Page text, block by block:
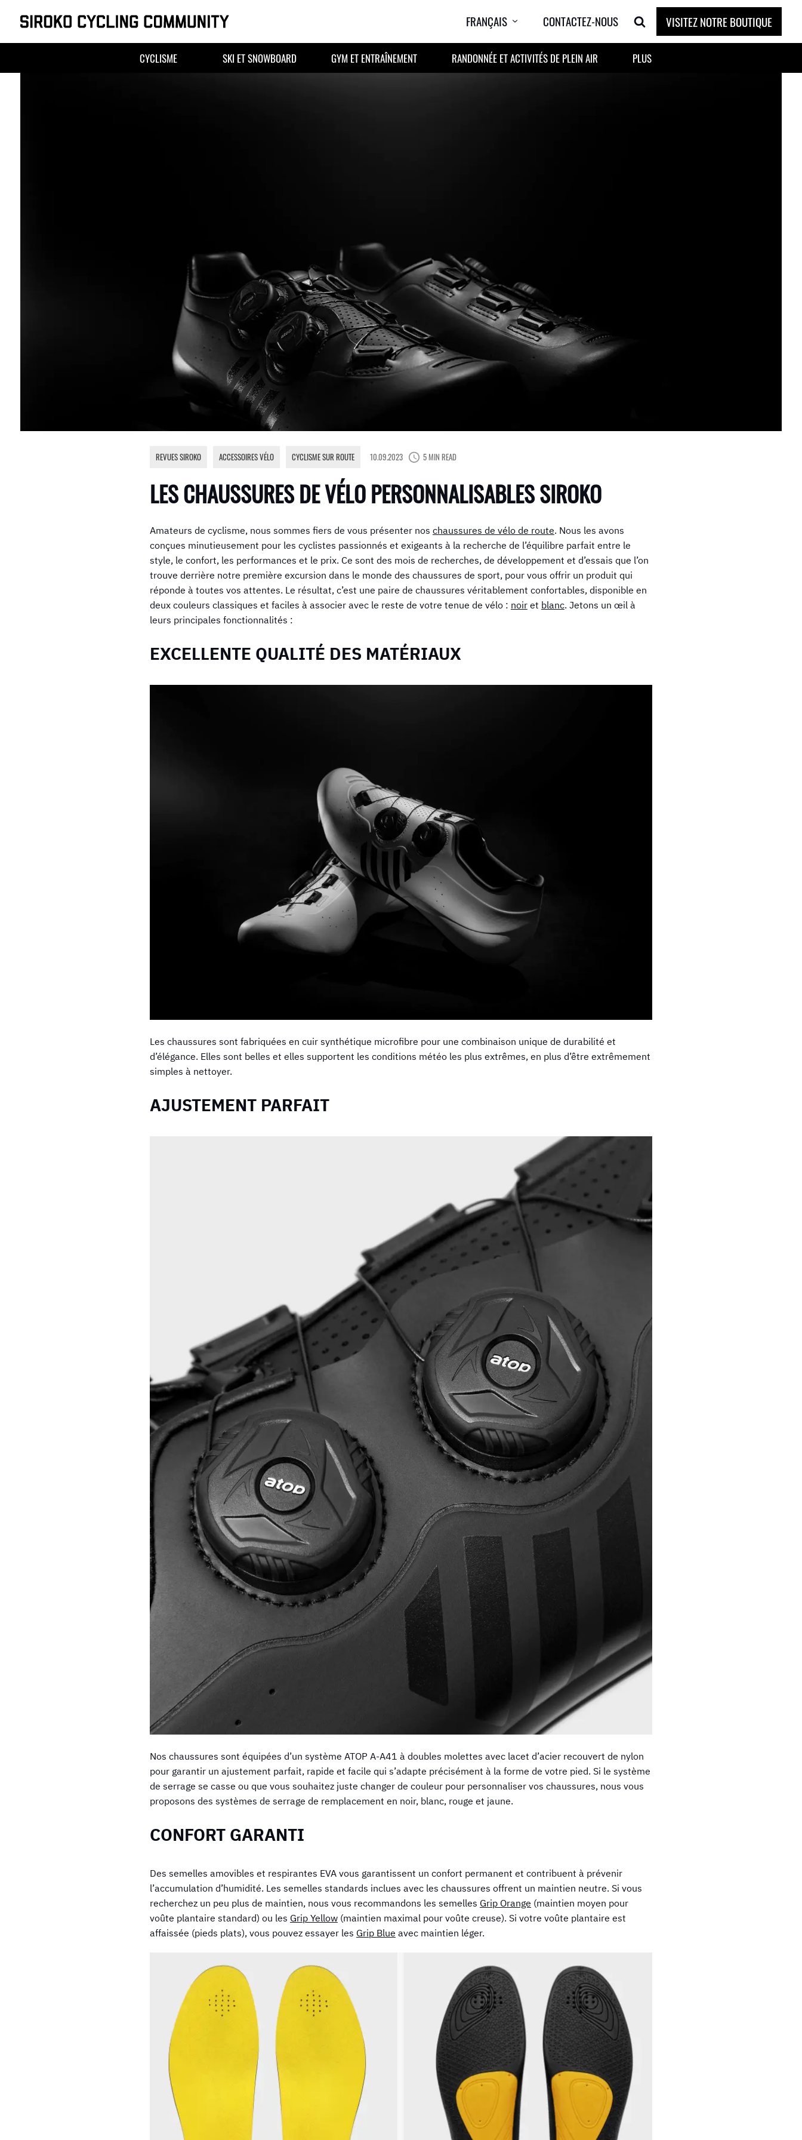
FRANÇAIS CONTACTEZ-NOUS VISITEZ NOTRE BOUTIQUE
CYCLISME SKI ET SNOWBOARD GYM ET ENTRAÎNEMENT RANDONNÉE ET ACTIVITÉS DE PLEIN AIR PLUS
LES CHAUSSURES DE VÉLO PERSONNALISABLES SIROKO
REVUES SIROKO ACCESSOIRES VÉLO CYCLISME SUR ROUTE 10.09.2023 5 MIN READ
Amateurs de cyclisme, nous sommes fiers de vous présenter nos chaussures de vélo de route. Nous les avons
conçues minutieusement pour les cyclistes passionnés et exigeants à la recherche de l’équilibre parfait entre le
style, le confort, les performances et le prix. Ce sont des mois de recherches, de développement et d’essais que l’on
trouve derrière notre première excursion dans le monde des chaussures de sport, pour vous offrir un produit qui
réponde à toutes vos attentes. Le résultat, c’est une paire de chaussures véritablement confortables, disponible en
deux couleurs classiques et faciles à associer avec le reste de votre tenue de vélo : noiret blanc. Jetons un œil à
leurs principales fonctionnalités :
EXCELLENTE QUALITÉ DES MATÉRIAUX
Les chaussures sont fabriquées en cuir synthétique microfibre pour une combinaison unique de durabilité et
d’élégance. Elles sont belles et elles supportent les conditions météo les plus extrêmes, en plus d’être extrêmement
simples à nettoyer.
AJUSTEMENT PARFAIT
Nos chaussures sont équipées d’un système ATOP A-A41 à doubles molettes avec lacet d’acier recouvert de nylon
pour garantir un ajustement parfait, rapide et facile qui s’adapte précisément à la forme de votre pied. Si le système
de serrage se casse ou que vous souhaitez juste changer de couleur pour personnaliser vos chaussures, nous vous
proposons des systèmes de serrage de remplacement en noir, blanc, rouge et jaune.
CONFORT GARANTI
Des semelles amovibles et respirantes EVA vous garantissent un confort permanent et contribuent à prévenir
l’accumulation d’humidité. Les semelles standards inclues avec les chaussures offrent un maintien neutre. Si vous
recherchez un peu plus de maintien, nous vous recommandons les semelles Grip Orange (maintien moyen pour
voûte plantaire standard) ou les Grip Yellow(maintien maximal pour voûte creuse). Si votre voûte plantaire est
affaissée (pieds plats), vous pouvez essayer les Grip Blue avec maintien léger.